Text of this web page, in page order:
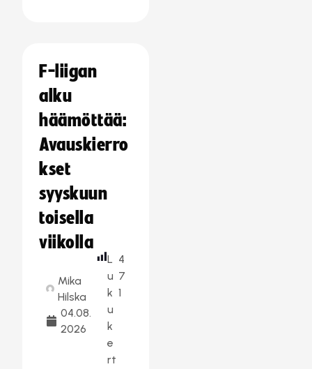
F-liigan
alku
häämöttää:
Avauskierro
kset
syyskuun
toisella
viikolla
Mika
Hilska
04.08.
2026
L
u
k
u
k
e
rt
4
7
1